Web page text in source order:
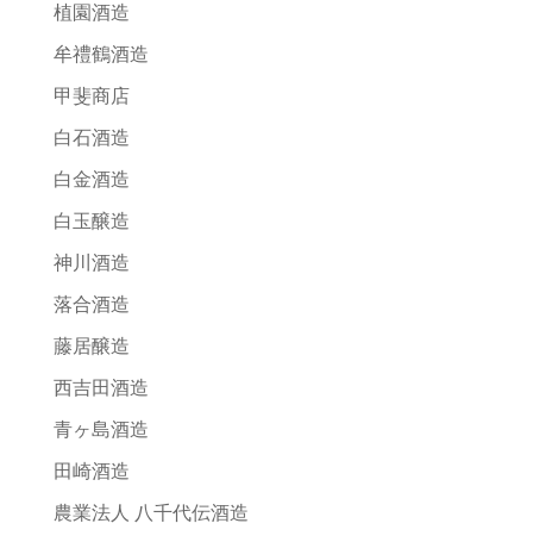
植園酒造
牟禮鶴酒造
甲斐商店
白石酒造
白金酒造
白玉醸造
神川酒造
落合酒造
藤居醸造
西吉田酒造
青ヶ島酒造
田崎酒造
農業法人 八千代伝酒造